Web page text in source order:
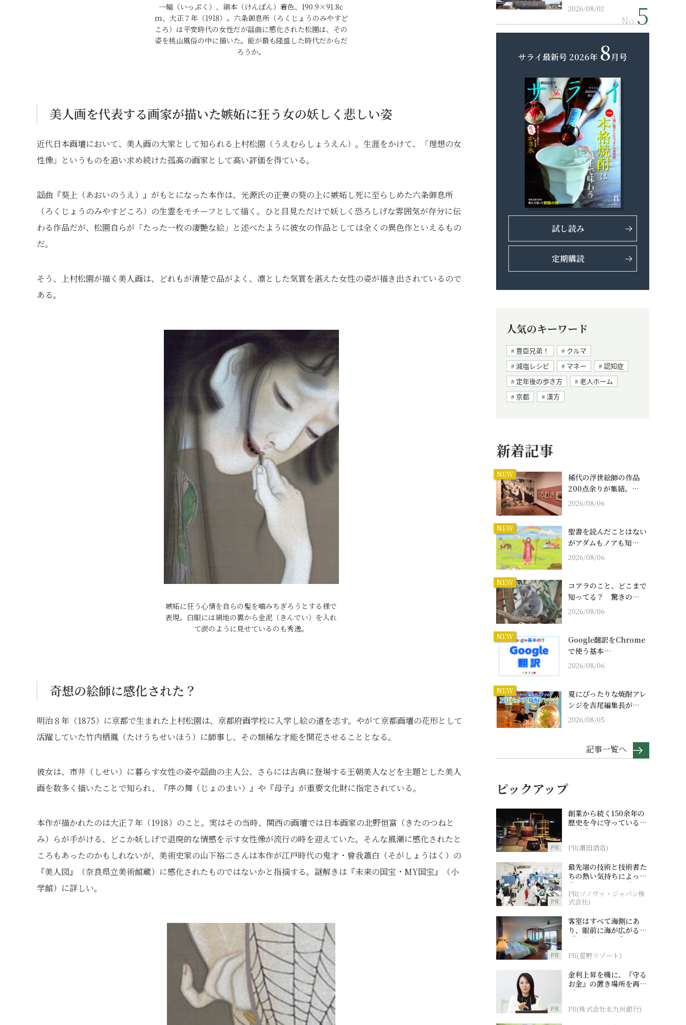
一幅（いっぷく）、絹本（けんぽん）着色、190.9×91.8c
m、大正７年（1918）。六条御息所（ろくじょうのみやすど
ころ）は平安時代の女性だが謡曲に感化された松園は、その
姿を桃山風俗の中に描いた。能が最も隆盛した時代だからだ
ろうか。
美人画を代表する画家が描いた嫉妬に狂う女の妖しく悲しい姿
近代日本画壇において、美人画の大家として知られる上村松園（うえむらしょうえん）。生涯をかけて、「理想の女
性像」というものを追い求め続けた孤高の画家として高い評価を得ている。
謡曲『葵上（あおいのうえ）』がもとになった本作は、光源氏の正妻の葵の上に嫉妬し死に至らしめた六条御息所
（ろくじょうのみやすどころ）の生霊をモチーフとして描く。ひと目見ただけで妖しく恐ろしげな雰囲気が存分に伝
わる作品だが、松園自らが「たった一枚の凄艶な絵」と述べたように彼女の作品としては全くの異色作といえるもの
だ。
そう、上村松園が描く美人画は、どれもが清楚で品がよく、凛とした気質を湛えた女性の姿が描き出されているので
ある。
嫉妬に狂う心情を自らの髪を噛みちぎろうとする様で
表現。白眼には絹地の裏から金泥（きんでい）を入れ
て涙のように見せているのも秀逸。
奇想の絵師に感化された？
明治８年（1875）に京都で生まれた上村松園は、京都府画学校に入学し絵の道を志す。やがて京都画壇の花形として
活躍していた竹内栖鳳（たけうちせいほう）に師事し、その類稀な才能を開花させることとなる。
彼女は、市井（しせい）に暮らす女性の姿や謡曲の主人公、さらには古典に登場する王朝美人などを主題とした美人
画を数多く描いたことで知られ、『序の舞（じょのまい）』や『母子』が重要文化財に指定されている。
本作が描かれたのは大正７年（1918）のこと。実はその当時、関西の画壇では日本画家の北野恒富（きたのつねと
み）らが手がける、どこか妖しげで退廃的な情感を示す女性像が流行の時を迎えていた。そんな風潮に感化されたと
ころもあったのかもしれないが、美術史家の山下裕二さんは本作が江戸時代の鬼才・曾我蕭白（そがしょうはく）の
『美人図』（奈良県立美術館蔵）に感化されたものではないかと指摘する。謎解きは『未来の国宝・MY国宝』（小
学館）に詳しい。
2026/08/02
No.
サライ最新号 2026年 8月号
試し読み
定期購読
人気のキーワード
豊臣兄弟！
クルマ
減塩レシピ
マネー
認知症
定年後の歩き方
老人ホーム
京都
漢方
新着記事
NEW
稀代の浮世絵師の作品
200点余りが集結。…
2026/08/06
NEW
聖書を読んだことはない
がアダムもノアも知…
2026/08/06
NEW
コアラのこと、どこまで
知ってる？ 驚きの…
2026/08/06
NEW
Google翻訳をChrome
で使う基本…
2026/08/06
NEW
夏にぴったりな焼酎アレ
ンジを吉尾編集長が…
2026/08/05
記事一覧へ
ピックアップ
PR
創業から続く150余年の
歴史を今に守っている濵
田酒造
PR(濵田酒造)
PR
最先端の技術と技術者た
ちの熱い気持ちによって
作られているオーダーメ
イド補聴器
PR(ソノヴァ・ジャパン株
式会社)
PR
客室はすべて海側にあ
り、眼前に海が広がる
『西表島ホテル by 星野
PR(星野リゾート)
PR
金利上昇を機に、『守る
お金』の置き場所を再検
討
PR(株式会社北九州銀行)